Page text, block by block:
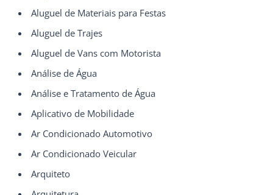
Aluguel de Materiais para Festas
Aluguel de Trajes
Aluguel de Vans com Motorista
Análise de Água
Análise e Tratamento de Água
Aplicativo de Mobilidade
Ar Condicionado Automotivo
Ar Condicionado Veicular
Arquiteto